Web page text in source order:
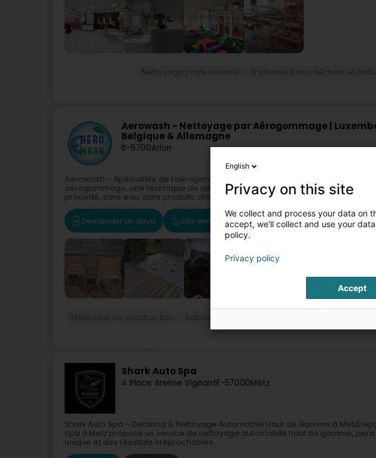
Aerowash - Nettoyage par Aérogommage |
Belgique & Allemagne
B-6700Arlon
Aerowash – Spécialiste de l’aérogommage écologiqueAerowash est une
aérogommage, une technique de décapage douce, efficace et respectueuse
procédé, sans eau, sans produits chimiques et à faible...
Demander un devis Site web
Shark Auto Spa
4 Place Arsène VigeantF-57000Metz
Shark Auto Spa – Detailing & Nettoyage Automobile Haut de Gamme à
Spa à Metz propose un service de nettoyage automobile haut de gamme,
unique et des résultats irréprochables....
English
Privacy on this site
We collect and process your data on
accept, we'll collect and use your
policy.
Privacy policy
Accept